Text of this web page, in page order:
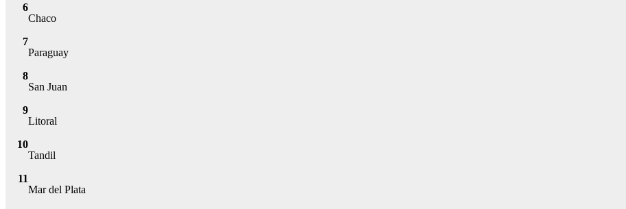
6
Chaco
7
Paraguay
8
San Juan
9
Litoral
10
Tandil
11
Mar del Plata